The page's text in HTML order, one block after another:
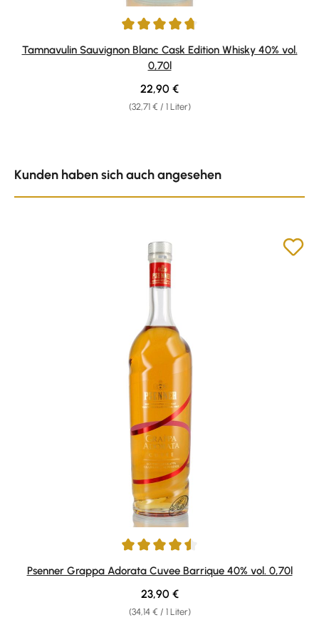
Durchschnittliche Bewertung von 4.63 von 5 Sternen
Tamnavulin Sauvignon Blanc Cask Edition Whisky 40% vol.
0,70l
(32,71 € / 1 Liter)
Regulärer Preis:
22,90 €
Kunden haben sich auch angesehen
Durchschnittliche Bewertung von 4.6 von 5 Sternen
Psenner Grappa Adorata Cuvee Barrique 40% vol. 0,70l
(34,14 € / 1 Liter)
Regulärer Preis:
23,90 €